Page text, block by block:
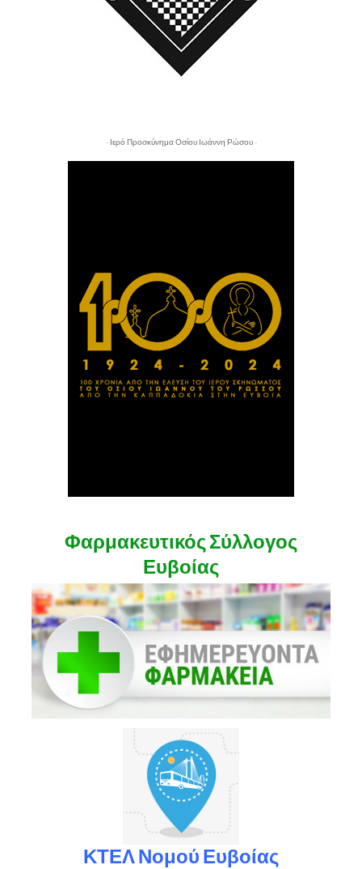
- Ιερό Προσκύνημα Οσίου Ιωάννη Ρώσου -
Φαρμακευτικός Σύλλογος
Ευβοίας
ΚΤΕΛ Νομού Ευβοίας